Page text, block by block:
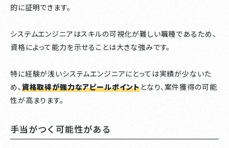
的に証明できます。
システムエンジニアはスキルの可視化が難しい職種であるため、
資格によって能力を示せることは大きな強みです。
特に経験が浅いシステムエンジニアにとっては実績が少ないた
め、 資格取得が強力なアピールポイントとなり、案件獲得の可能
性が高まります。
手当がつく可能性がある